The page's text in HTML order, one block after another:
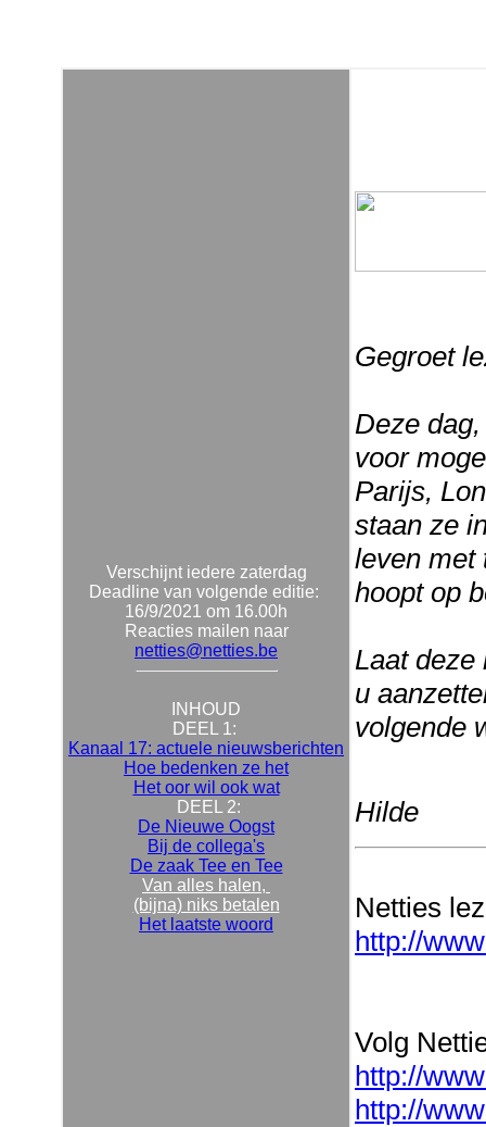
Verschijnt iedere zaterdag
Deadline van volgende editie:
16/9/2021 om 16.00h
Reacties mailen naar
netties@netties.be
INHOUD
DEEL 1:
Kanaal 17: actuele nieuwsberichten
Hoe bedenken ze het
Het oor wil ook wat
DEEL 2:
De Nieuwe Oogst
Bij de collega's
De zaak Tee en Tee
Van alles halen,
(bijna) niks betalen
Het laatste woord
Gegroet
Deze
voor
Parijs,
staan ze
leven met
hoopt op
Laat deze
u
volgende
Hilde
Netties
http://
Volg
http://
http://